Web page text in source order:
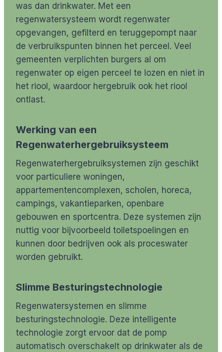
was dan drinkwater. Met een
regenwatersysteem wordt regenwater
opgevangen, gefilterd en teruggepompt naar
de verbruikspunten binnen het perceel. Veel
gemeenten verplichten burgers al om
regenwater op eigen perceel te lozen en niet in
het riool, waardoor hergebruik ook het riool
ontlast.
Werking van een
Regenwaterhergebruiksysteem
Regenwaterhergebruiksystemen zijn geschikt
voor particuliere woningen,
appartementencomplexen, scholen, horeca,
campings, vakantieparken, openbare
gebouwen en sportcentra. Deze systemen zijn
nuttig voor bijvoorbeeld toiletspoelingen en
kunnen door bedrijven ook als proceswater
worden gebruikt.
Slimme Besturingstechnologie
Regenwatersystemen en slimme
besturingstechnologie. Deze intelligente
technologie zorgt ervoor dat de pomp
automatisch overschakelt op drinkwater als de